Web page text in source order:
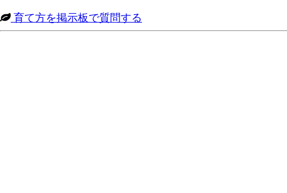
育て方を掲示板で質問する